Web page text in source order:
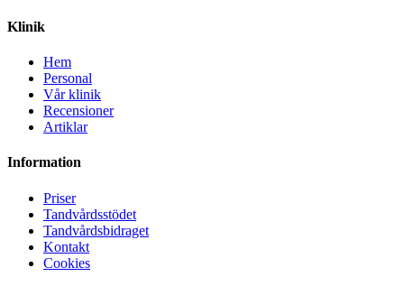
Klinik
Hem
Personal
Vår klinik
Recensioner
Artiklar
Information
Priser
Tandvårdsstödet
Tandvårdsbidraget
Kontakt
Cookies